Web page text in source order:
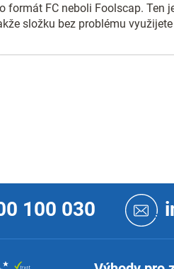
formát FC neboli Foolscap. Ten
složku bez problému
100 030